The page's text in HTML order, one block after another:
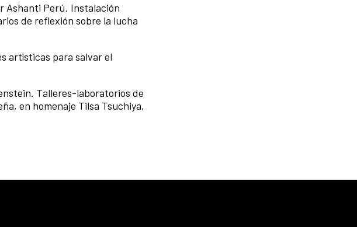
Ashanti Perú. Instalación
de reflexión sobre la lucha
artísticas para salvar el
Talleres-laboratorios de
en homenaje Tilsa Tsuchiya,